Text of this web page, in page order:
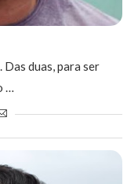
Das duas, para ser
…